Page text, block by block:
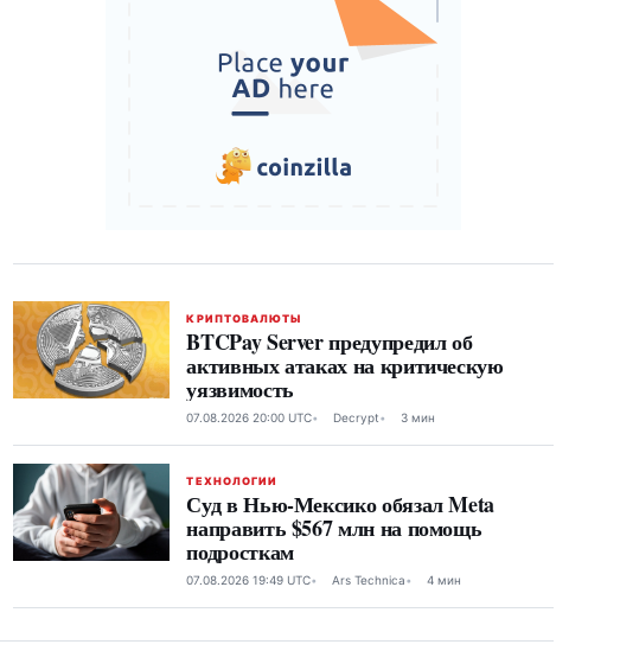
КРИПТОВАЛЮТЫ
BTCPay Server предупредил об
активных атаках на критическую
уязвимость
07.08.2026 20:00 UTC Decrypt 3 мин
ТЕХНОЛОГИИ
Суд в Нью-Мексико обязал Meta
направить $567 млн на помощь
подросткам
07.08.2026 19:49 UTC Ars Technica 4 мин